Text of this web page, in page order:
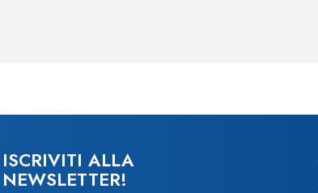
ISCRIVITI ALLA
NEWSLETTER!